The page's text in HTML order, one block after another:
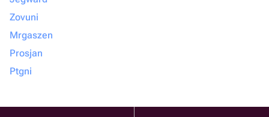
Zovuni
Mrgaszen
Prosjan
Ptgni